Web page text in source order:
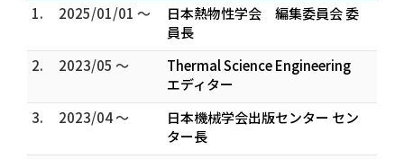
1.
2025/01/01 ～
日本熱物性学会 編集委員会 委
員長
2.
2023/05 ～
Thermal Science Engineering
エディター
3.
2023/04 ～
日本機械学会出版センター セン
ター長